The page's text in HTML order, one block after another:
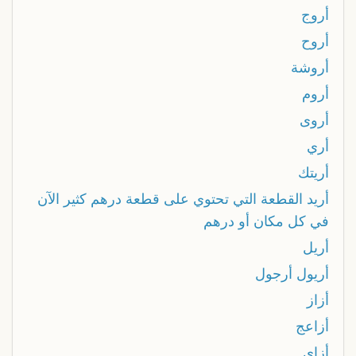
أروج
أروح
أروشة
أروم
أروى
أري
أريتك
أريد القطعة التي تحتوي على قطعة درهم كثير الآن
في كل مكان أو درهم
أريل
أريول أرجول
أزاز
أزاعج
أزاي